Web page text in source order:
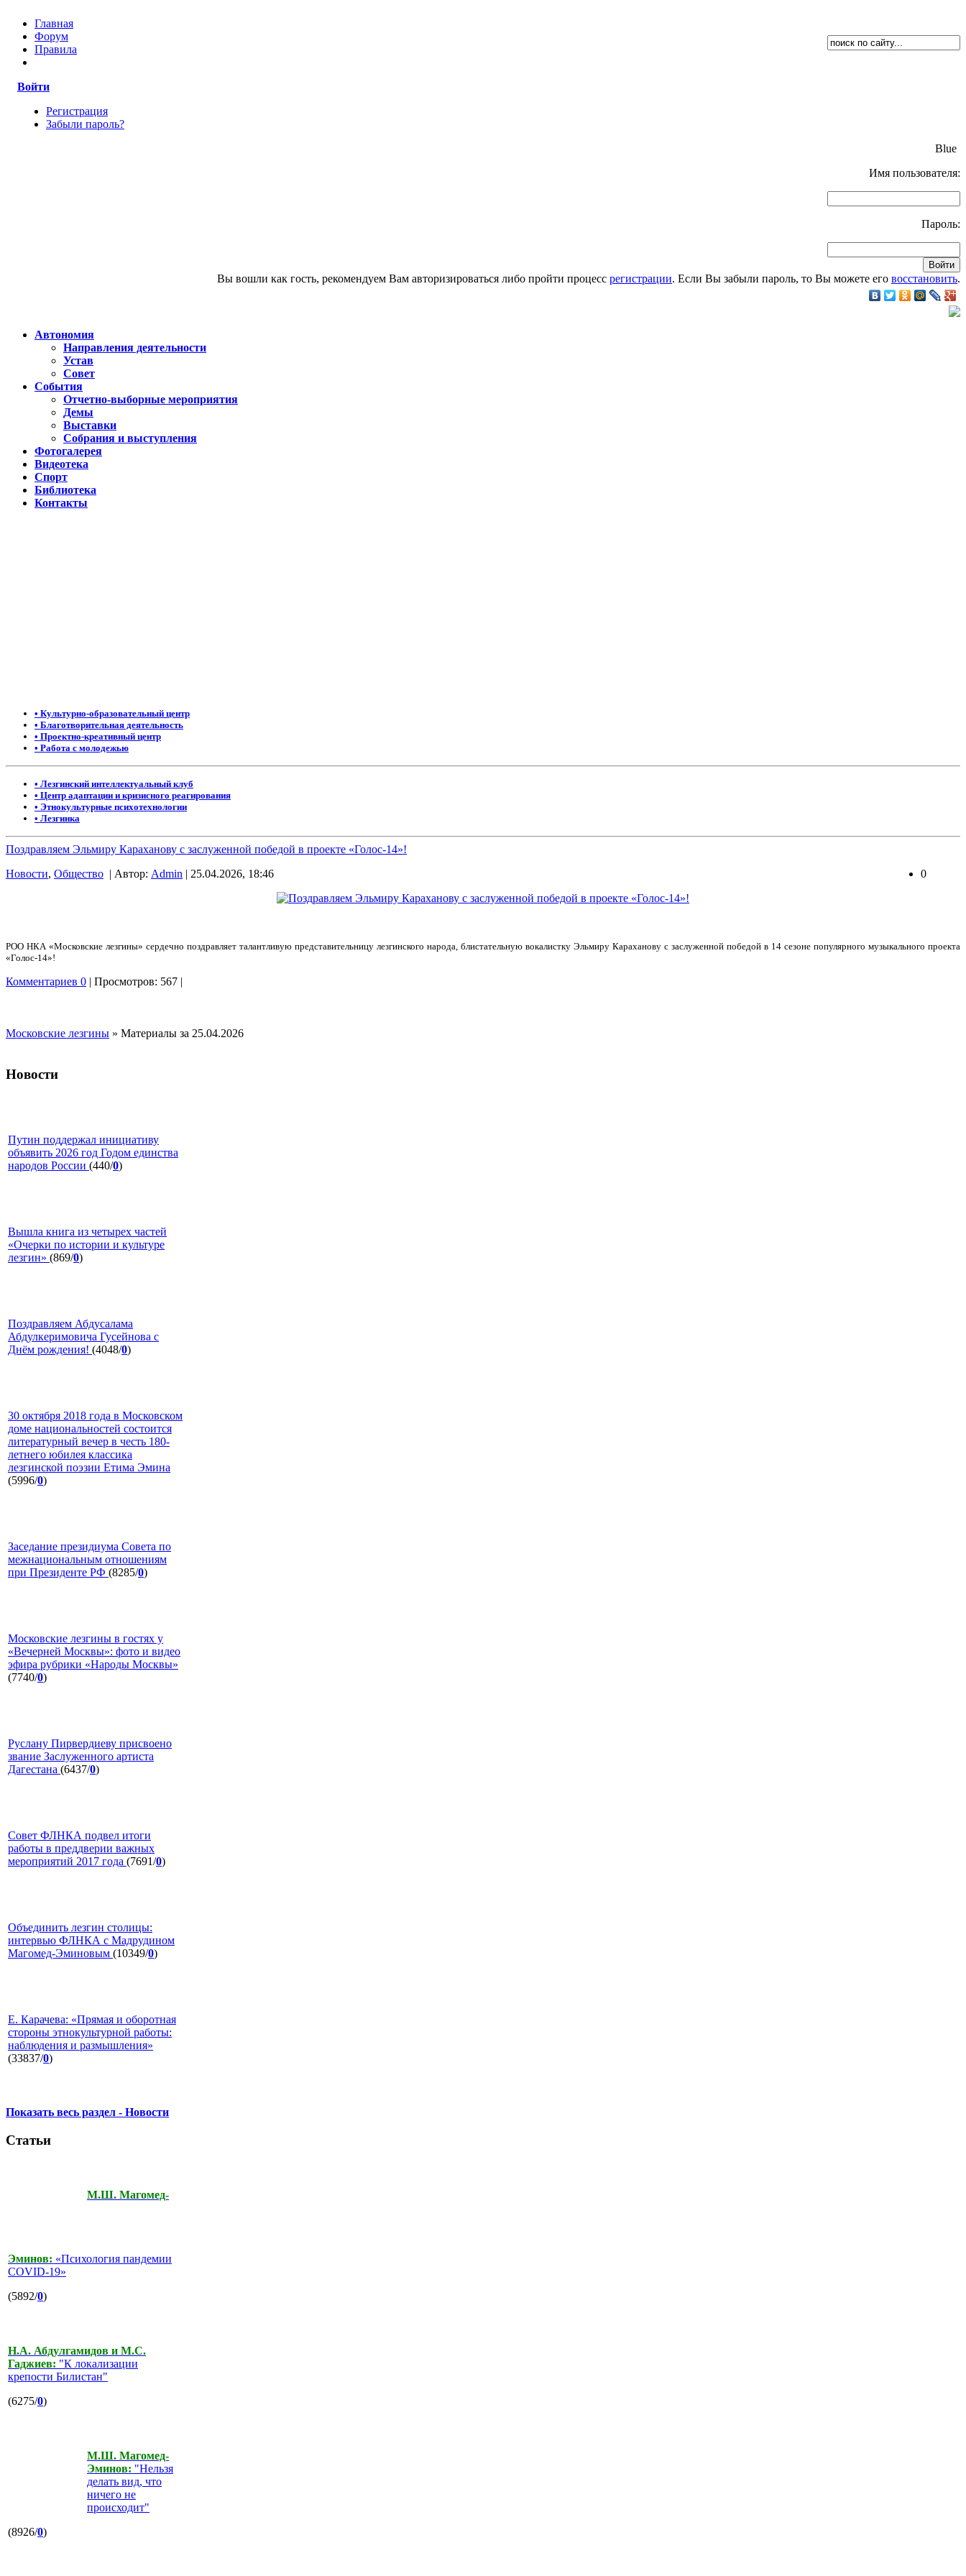
Главная
Форум
Правила
Войти
Регистрация
Забыли пароль?
Blue
Имя пользователя:
Пароль:
Вы вошли как гость, рекомендуем Вам авторизироваться либо пройти процесс регистрации. Если Вы забыли пароль, то Вы можете его восстановить.
Автономия
Направления деятельности
Устав
Совет
События
Отчетно-выборные мероприятия
Демы
Выставки
Собрания и выступления
Фотогалерея
Видеотека
Спорт
Библиотека
Контакты
• Культурно-образовательный центр
• Благотворительная деятельность
• Проектно-креативный центр
• Работа с молодежью
• Лезгинский интеллектуальный клуб
• Центр адаптации и кризисного реагирования
• Этнокультурные психотехнологии
• Лезгинка
Поздравляем Эльмиру Караханову с заслуженной победой в проекте «Голос-14»!
Новости, Общество | Автор: Admin | 25.04.2026, 18:46 0
РОО НКА «Московские лезгины» сердечно поздравляет талантливую представительницу лезгинского народа, блистательную вокалистку Эльмиру Караханову с заслуженной победой в 14 сезоне популярного музыкального проекта
«Голос-14»!
Комментариев 0 | Просмотров: 567 |
Московские лезгины » Материалы за 25.04.2026
Новости
Путин поддержал инициативу
объявить 2026 год Годом единства
народов России (440/0)
Вышла книга из четырех частей
«Очерки по истории и культуре
лезгин» (869/0)
Поздравляем Абдусалама
Абдулкеримовича Гусейнова с
Днём рождения! (4048/0)
30 октября 2018 года в Московском
доме национальностей состоится
литературный вечер в честь 180-
летнего юбилея классика
лезгинской поэзии Етима Эмина
(5996/0)
Заседание президиума Совета по
межнациональным отношениям
при Президенте РФ (8285/0)
Московские лезгины в гостях у
«Вечерней Москвы»: фото и видео
эфира рубрики «Народы Москвы»
(7740/0)
Руслану Пирвердиеву присвоено
звание Заслуженного артиста
Дагестана (6437/0)
Совет ФЛНКА подвел итоги
работы в преддверии важных
мероприятий 2017 года (7691/0)
Объединить лезгин столицы:
интервью ФЛНКА с Мадрудином
Магомед-Эминовым (10349/0)
Е. Карачева: «Прямая и оборотная
стороны этнокультурной работы:
наблюдения и размышления»
(33837/0)
Показать весь раздел - Новости
Статьи
М.Ш. Магомед-
Эминов: «Психология пандемии
COVID-19»
(5892/0)
Н.А. Абдулгамидов и М.С.
Гаджиев: "К локализации
крепости Билистан"
(6275/0)
М.Ш. Магомед-
Эминов: "Нельзя
делать вид, что
ничего не
происходит"
(8926/0)